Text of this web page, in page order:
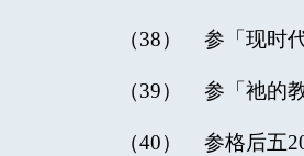
（38） 参「现时
（39） 参「祂的
（40） 参格后五20